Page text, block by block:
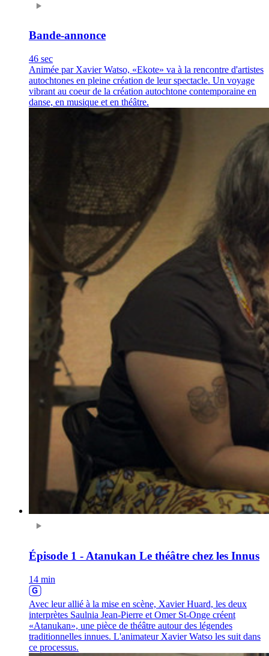
Bande-annonce
46 sec
Animée par Xavier Watso, «Ekote» va à la rencontre d'artistes
autochtones en pleine création de leur spectacle. Un voyage
vibrant au coeur de la création autochtone contemporaine en
danse, en musique et en théâtre.
Épisode 1 - Atanukan Le théâtre chez les Innus
14 min
Avec leur allié à la mise en scène, Xavier Huard, les deux
interprètes Saulnia Jean-Pierre et Omer St-Onge créent
«Atanukan», une pièce de théâtre autour des légendes
traditionnelles innues. L'animateur Xavier Watso les suit dans
ce processus.